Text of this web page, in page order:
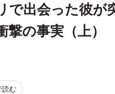
で出会った彼
の事実（上）
読む